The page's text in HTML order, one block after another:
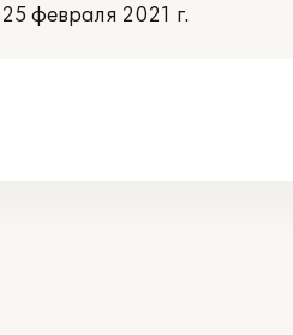
февраля 2021 г.